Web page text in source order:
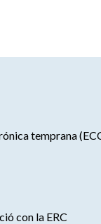
temprana
con la ERC